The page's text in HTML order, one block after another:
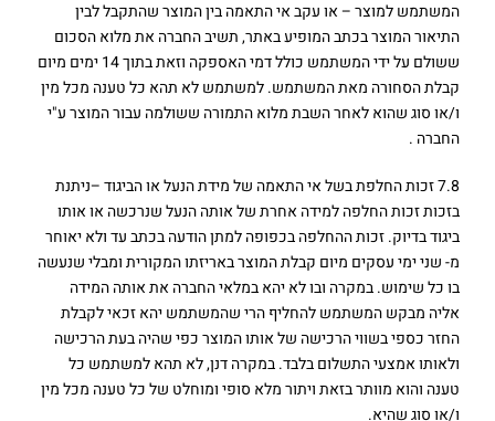
המשתמש למוצר – או עקב אי התאמה בין המוצר שהתקבל לבין
התיאור המוצר בכתב המופיע באתר, תשיב החברה את מלוא הסכום
ששולם על ידי המשתמש כולל דמי האספקה וזאת בתוך 14 ימים מיום
קבלת הסחורה מאת המשתמש. למשתמש לא תהא כל טענה מכל מין
ו/או סוג שהוא לאחר השבת מלוא התמורה ששולמה עבור המוצר ע"י
החברה .
7.8 זכות החלפת בשל אי התאמה של מידת הנעל או הביגוד –ניתנת
בזכות זכות החלפה למידה אחרת של אותה הנעל שנרכשה או אותו
ביגוד בדיוק. זכות ההחלפה בכפופה למתן הודעה בכתב עד ולא יאוחר
מ- שני ימי עסקים מיום קבלת המוצר באריזתו המקורית ומבלי שנעשה
בו כל שימוש. במקרה ובו לא יהא במלאי החברה את אותה המידה
אליה מבקש המשתמש להחליף הרי שהמשתמש יהא זכאי לקבלת
החזר כספי בשווי הרכישה של אותו המוצר כפי שהיה בעת הרכישה
ולאותו אמצעי התשלום בלבד. במקרה דנן, לא תהא למשתמש כל
טענה והוא מוותר בזאת ויתור מלא סופי ומוחלט של כל טענה מכל מין
ו/או סוג שהיא.